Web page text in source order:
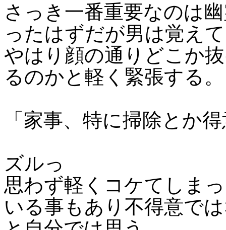
さっき一番重要なのは
ったはずだが男は覚え
やはり顔の通りどこか
るのかと軽く緊張する。
「家事、特に掃除とか
ズルっ
思わず軽くコケてしま
いる事もあり不得意で